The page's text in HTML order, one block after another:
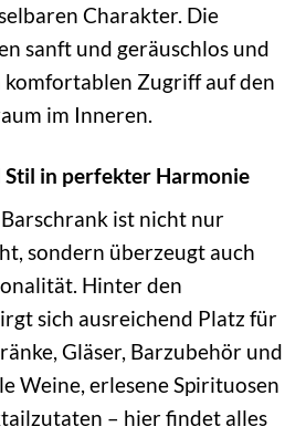
Charakter. Die
sanft und geräuschlos und
Zugriff auf den
im Inneren.
in perfekter Harmonie
ist nicht nur
sondern überzeugt auch
Hinter den
sich ausreichend Platz für
Gläser, Barzubehör und
Weine, erlesene Spirituosen
– hier findet alles